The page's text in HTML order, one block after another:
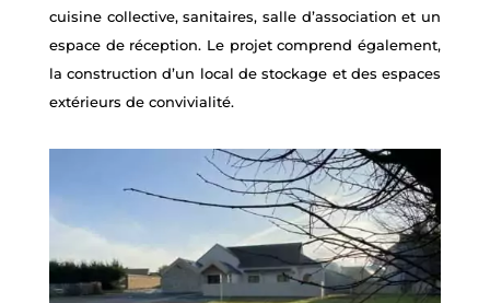
cuisine collective, sanitaires, salle d’association et un
espace de réception. Le projet comprend également,
la construction d’un local de stockage et des espaces
extérieurs de convivialité.